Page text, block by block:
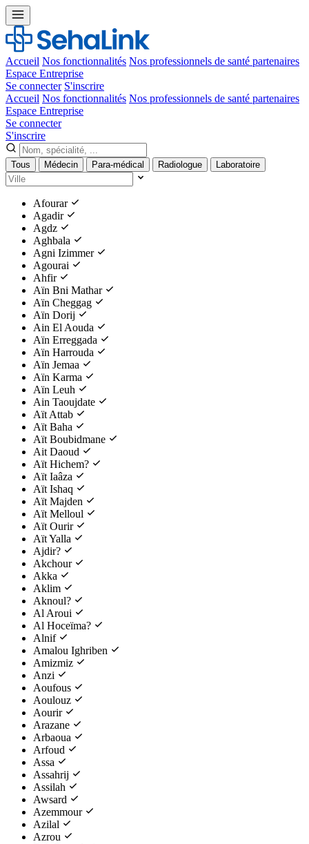
Accueil Nos fonctionnalités Nos professionnels de santé partenaires
Espace Entreprise
Se connecter S'inscrire
Accueil Nos fonctionnalités Nos professionnels de santé partenaires
Espace Entreprise
Se connecter
S'inscrire
Tous Médecin Para-médical Radiologue Laboratoire
Afourar
Agadir
Agdz
Aghbala
Agni Izimmer
Agourai
Ahfir
Aïn Bni Mathar
Aïn Cheggag
Aïn Dorij
Ain El Aouda
Aïn Erreggada
Aïn Harrouda
Aïn Jemaa
Aïn Karma
Aïn Leuh
Ain Taoujdate
Aït Attab
Aït Baha
Aït Boubidmane
Ait Daoud
Aït Hichem?
Aït Iaâza
Aït Ishaq
Aït Majden
Aït Melloul
Aït Ourir
Aït Yalla
Ajdir?
Akchour
Akka
Aklim
Aknoul?
Al Aroui
Al Hoceïma?
Alnif
Amalou Ighriben
Amizmiz
Anzi
Aoufous
Aoulouz
Aourir
Arazane
Arbaoua
Arfoud
Assa
Assahrij
Assilah
Awsard
Azemmour
Azilal
Azrou